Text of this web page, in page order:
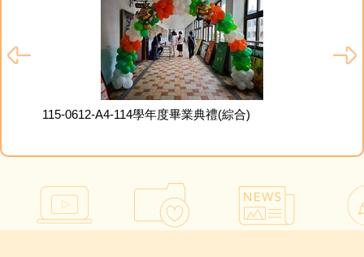
115-0612-A4-114學年度畢業典禮(綜合)